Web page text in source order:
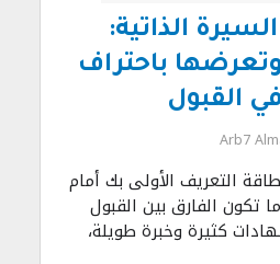
الذاتية:
باحتراف
القبول
Arb7
التعريف الأولى بك أمام
تكون الفارق بين القبول
كثيرة وخبرة طويلة،